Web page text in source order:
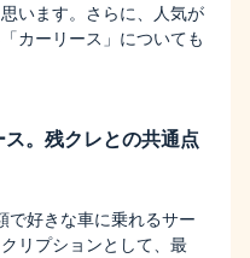
います。さらに、人気が
カーリース」についても
。残クレとの共通点
で好きな車に乗れるサー
リプションとして、最